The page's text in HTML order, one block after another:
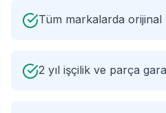
Tüm markalarda orijinal
2 yıl işçilik ve parça